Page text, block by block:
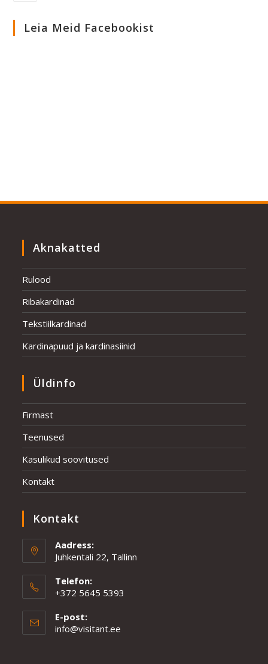
application
Leia Meid Facebookist
Aknakatted
Rulood
Ribakardinad
Tekstiilkardinad
Kardinapuud ja kardinasiinid
Üldinfo
Firmast
Teenused
Kasulikud soovitused
Kontakt
Kontakt
Aadress:
Juhkentali 22, Tallinn
Telefon:
+372 5645 5393
in
your
E-post:
info@visitant.ee